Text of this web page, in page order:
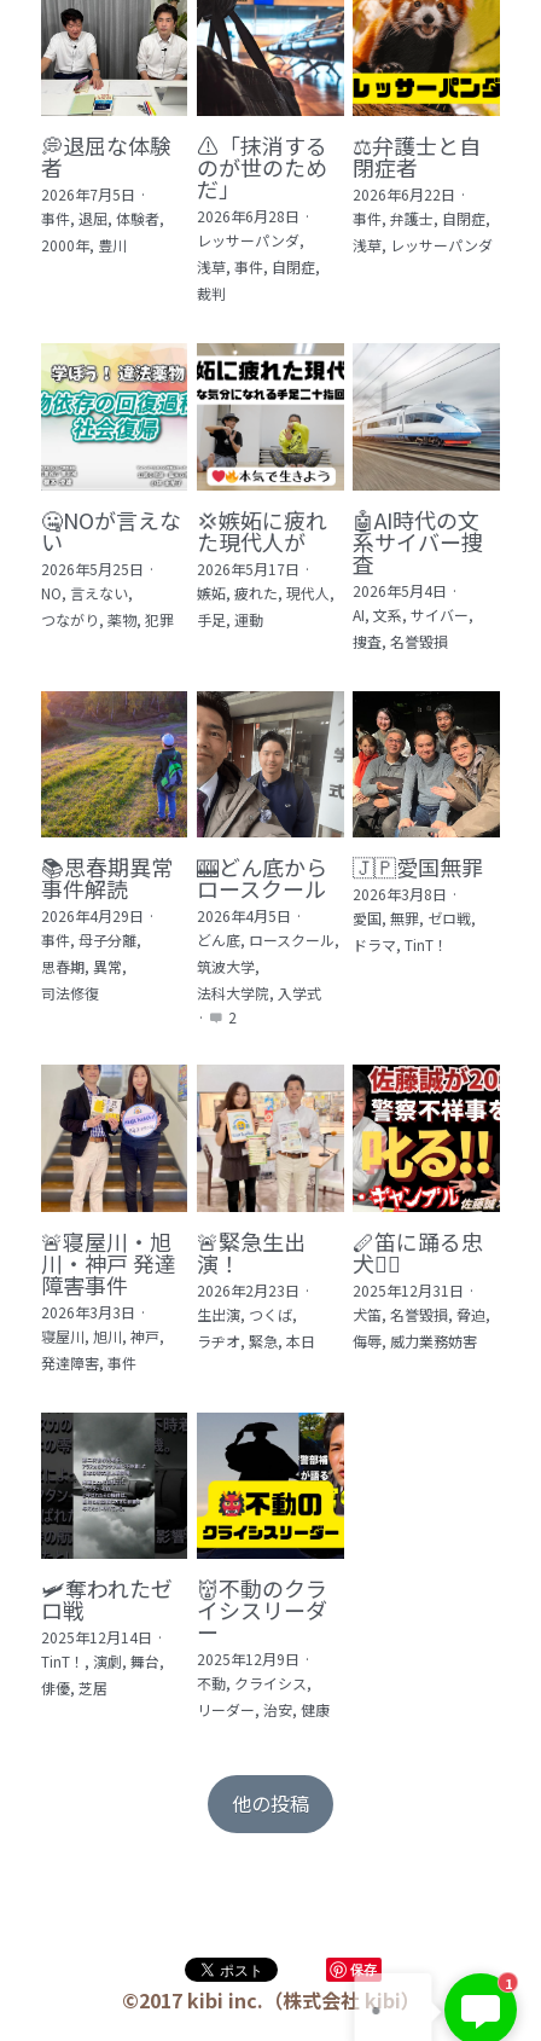
7 ライフスタイル・防災・科学技術 12冊
8 アジア・歴史・未来予測 11冊
🎬Dramas(おすすめの小説・漫画・ドラマ・
💭退屈な体験
者
2026年7月5日 ·
事件, 退屈, 体験者,
2000年, 豊川
⚠️「抹消する
のが世のため
だ」​
2026年6月28日 ·
レッサーパンダ,
浅草, 事件, 自閉症,
裁判
⚖️弁護士と自
閉症者
2026年6月22日 ·
事件, 弁護士, 自閉症,
浅草, レッサーパンダ
🤐NOが言えな
い
2026年5月25日 ·
NO, 言えない,
つながり, 薬物, 犯罪
💢嫉妬に疲れ
た現代人が
2026年5月17日 ·
嫉妬, 疲れた, 現代人,
手足, 運動
🤖AI時代の文
系サイバー捜
査
2026年5月4日 ·
AI, 文系, サイバー,
捜査, 名誉毀損
📚思春期異常
事件解読
2026年4月29日 ·
事件, 母子分離,
思春期, 異常,
司法修復
🎰どん底から
ロースクール
2026年4月5日 ·
どん底, ロースクール,
筑波大学,
法科大学院, 入学式
·
2
🇯🇵愛国無罪
2026年3月8日 ·
愛国, 無罪, ゼロ戦,
ドラマ, TinT！
🚨寝屋川・旭
川・神戸 発達
障害事件
2026年3月3日 ·
寝屋川, 旭川, 神戸,
発達障害, 事件
🚨緊急生出
演！
2026年2月23日 ·
生出演, つくば,
ラヂオ, 緊急, 本日
🪈笛に踊る忠
犬🐕‍🦺
2025年12月31日 ·
犬笛, 名誉毀損, 脅迫,
侮辱, 威力業務妨害
🛩️奪われたゼ
ロ戦
2025年12月14日 ·
TinT！, 演劇, 舞台,
俳優, 芝居
👹不動のクラ
イシスリーダ
ー
2025年12月9日 ·
不動, クライシス,
リーダー, 治安, 健康
他の投稿
保存
©2017 kibi inc.（株式会社 kibi）
1